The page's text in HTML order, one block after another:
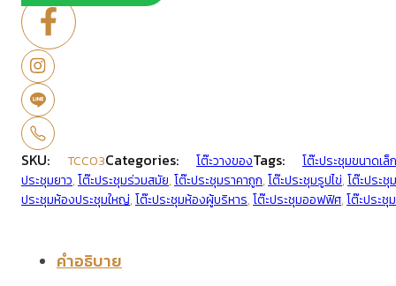
SKU: TCC03Categories: โต๊ะวางของTags:
โต๊ะประชุมขนาดเล็ก
ประชุมยาว,โต๊ะประชุมร่วมสมัย,โต๊ะประชุมราคาถูก,โต๊ะประชุมรูปไข่,โต๊ะประ
ประชุมห้องประชุมใหญ่,โต๊ะประชุมห้องผู้บริหาร,โต๊ะประชุมออฟฟิศ,โต๊ะประชุ
คำอธิบาย